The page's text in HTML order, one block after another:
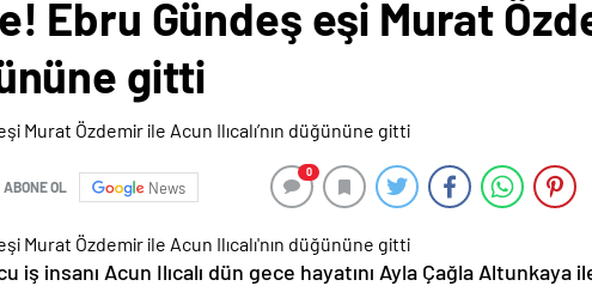
Ebru Gündeş eşi Murat
gitti
ABONE OL News
0
iş insanı Acun Ilıcalı dün gece hayatını Ayla Çağla Altunkaya